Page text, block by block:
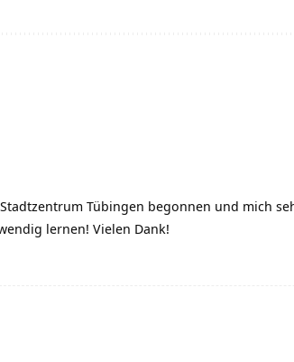
Tübingen begonnen und mich
lernen! Vielen Dank!